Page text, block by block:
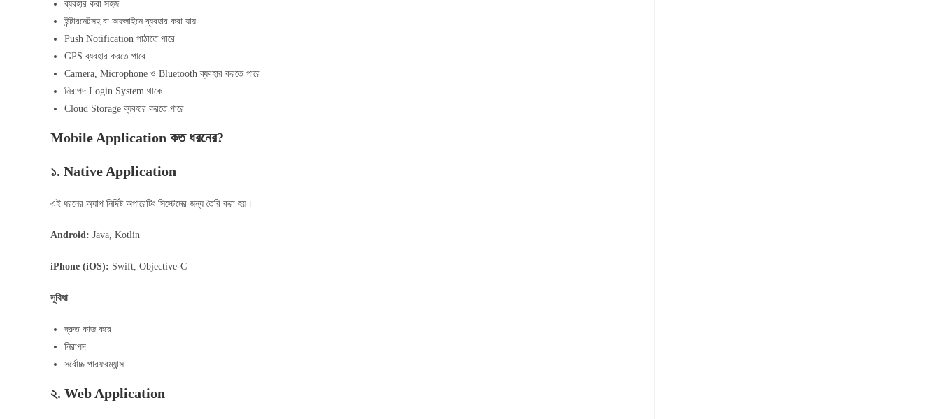
ব্যবহার করা সহজ
ইন্টারনেটসহ বা অফলাইনে ব্যবহার করা যায়
Push Notification পাঠাতে পারে
GPS ব্যবহার করতে পারে
Camera, Microphone ও Bluetooth ব্যবহার করতে পারে
নিরাপদ Login System থাকে
Cloud Storage ব্যবহার করতে পারে
Mobile Application কত ধরনের?
১. Native Application
এই ধরনের অ্যাপ নির্দিষ্ট অপারেটিং সিস্টেমের জন্য তৈরি করা হয়।
Android: Java, Kotlin
iPhone (iOS): Swift, Objective-C
সুবিধা
দ্রুত কাজ করে
নিরাপদ
সর্বোচ্চ পারফরম্যান্স
২. Web Application